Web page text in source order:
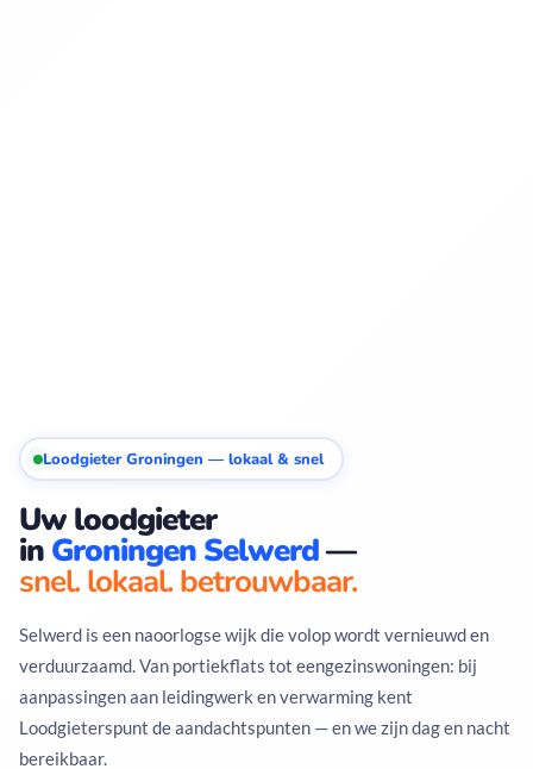
Loodgieter Groningen — lokaal & snel
Uw loodgieter
in Groningen Selwerd—
snel. lokaal. betrouwbaar.
Selwerd is een naoorlogse wijk die volop wordt vernieuwd en
verduurzaamd. Van portiekflats tot eengezinswoningen: bij
aanpassingen aan leidingwerk en verwarming kent
Loodgieterspunt de aandachtspunten — en we zijn dag en nacht
bereikbaar.